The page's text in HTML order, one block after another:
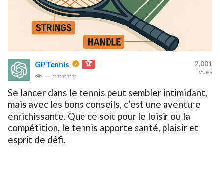
GPTennis 🏆
👁 — ⭐⭐⭐⭐⭐
2,001
vues
Se lancer dans le tennis peut sembler intimidant,
mais avec les bons conseils, c’est une aventure
enrichissante. Que ce soit pour le loisir ou la
compétition, le tennis apporte santé, plaisir et
esprit de défi.